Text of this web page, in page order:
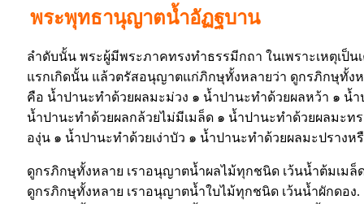
พระพุทธานุญาตน้ำอัฏฐบาน
ลำดับนั้น พระผู้มีพระภาคทรงทำธรรมีกถา ในเพราะเหตุเป็น
แรกเกิดนั้น แล้วตรัสอนุญาตแก่ภิกษุทั้งหลายว่า ดูกรภิกษุทั้ง
คือ น้ำปานะทำด้วยผลมะม่วง ๑ น้ำปานะทำด้วยผลหว้า ๑ น้
น้ำปานะทำด้วยผลกล้วยไม่มีเมล็ด ๑ น้ำปานะทำด้วยผลมะท
องุ่น ๑ น้ำปานะทำด้วยเง่าบัว ๑ น้ำปานะทำด้วยผลมะปรางห
ดูกรภิกษุทั้งหลาย เราอนุญาตน้ำผลไม้ทุกชนิด เว้นน้ำต้มเมล็
ดูกรภิกษุทั้งหลาย เราอนุญาตน้ำใบไม้ทุกชนิด เว้นน้ำผักดอง.